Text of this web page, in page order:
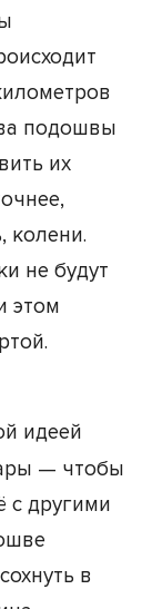
подошвы
их
колени.
не будут
этом
идеей
— чтобы
с другими
в